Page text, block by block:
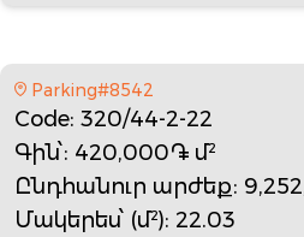
Parking#8542
Code: 320/44-2-22
Գին՝: 420,000֏ մ²
Ընդհանուր արժեք:
Մակերես՝ (մ²): 22.03